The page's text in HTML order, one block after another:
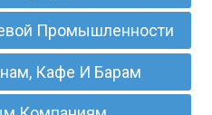
Промышленности
Кафе И Барам